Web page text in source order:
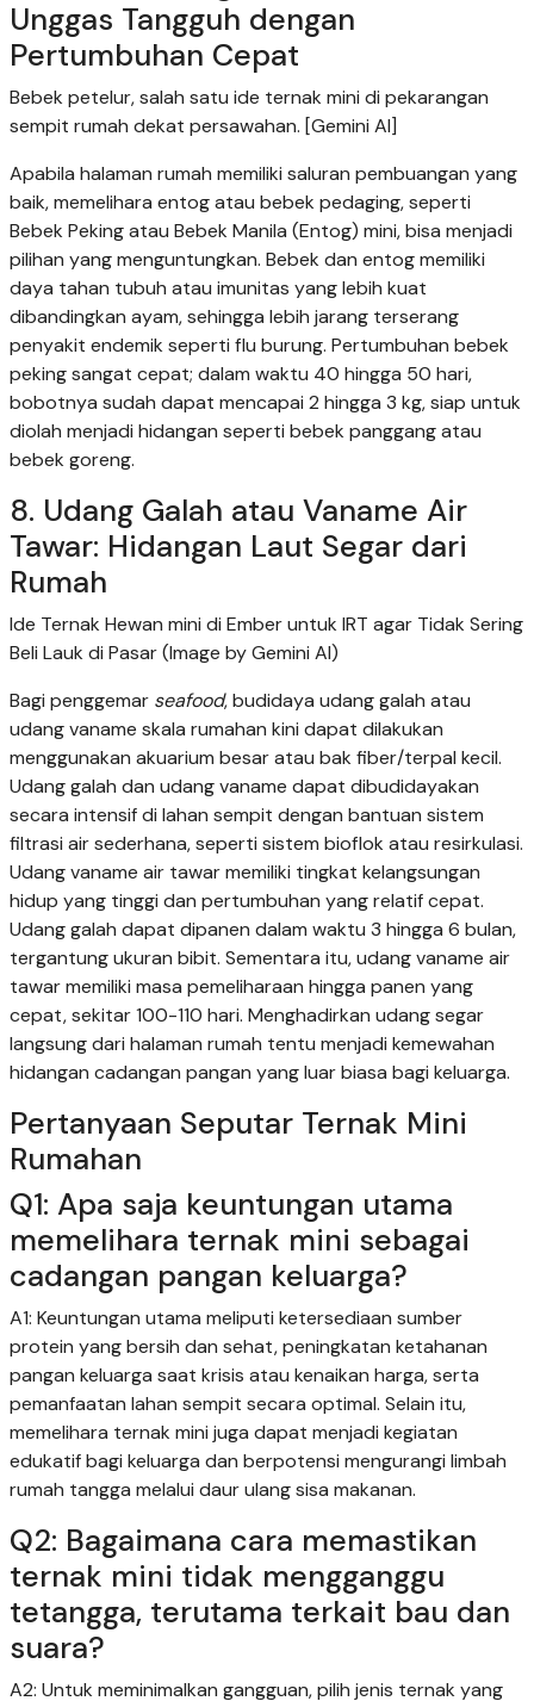
Unggas Tangguh dengan
Pertumbuhan Cepat
Bebek petelur, salah satu ide ternak mini di pekarangan
sempit rumah dekat persawahan. [Gemini AI]
Apabila halaman rumah memiliki saluran pembuangan yang
baik, memelihara entog atau bebek pedaging, seperti
Bebek Peking atau Bebek Manila (Entog) mini, bisa menjadi
pilihan yang menguntungkan. Bebek dan entog memiliki
daya tahan tubuh atau imunitas yang lebih kuat
dibandingkan ayam, sehingga lebih jarang terserang
penyakit endemik seperti flu burung. Pertumbuhan bebek
peking sangat cepat; dalam waktu 40 hingga 50 hari,
bobotnya sudah dapat mencapai 2 hingga 3 kg, siap untuk
diolah menjadi hidangan seperti bebek panggang atau
bebek goreng.
8. Udang Galah atau Vaname Air
Tawar: Hidangan Laut Segar dari
Rumah
Ide Ternak Hewan mini di Ember untuk IRT agar Tidak Sering
Beli Lauk di Pasar (Image by Gemini AI)
Bagi penggemar seafood, budidaya udang galah atau
udang vaname skala rumahan kini dapat dilakukan
menggunakan akuarium besar atau bak fiber/terpal kecil.
Udang galah dan udang vaname dapat dibudidayakan
secara intensif di lahan sempit dengan bantuan sistem
filtrasi air sederhana, seperti sistem bioflok atau resirkulasi.
Udang vaname air tawar memiliki tingkat kelangsungan
hidup yang tinggi dan pertumbuhan yang relatif cepat.
Udang galah dapat dipanen dalam waktu 3 hingga 6 bulan,
tergantung ukuran bibit. Sementara itu, udang vaname air
tawar memiliki masa pemeliharaan hingga panen yang
cepat, sekitar 100-110 hari. Menghadirkan udang segar
langsung dari halaman rumah tentu menjadi kemewahan
hidangan cadangan pangan yang luar biasa bagi keluarga.
Pertanyaan Seputar Ternak Mini
Rumahan
Q1: Apa saja keuntungan utama
memelihara ternak mini sebagai
cadangan pangan keluarga?
A1: Keuntungan utama meliputi ketersediaan sumber
protein yang bersih dan sehat, peningkatan ketahanan
pangan keluarga saat krisis atau kenaikan harga, serta
pemanfaatan lahan sempit secara optimal. Selain itu,
memelihara ternak mini juga dapat menjadi kegiatan
edukatif bagi keluarga dan berpotensi mengurangi limbah
rumah tangga melalui daur ulang sisa makanan.
Q2: Bagaimana cara memastikan
ternak mini tidak mengganggu
tetangga, terutama terkait bau dan
suara?
A2: Untuk meminimalkan gangguan, pilih jenis ternak yang